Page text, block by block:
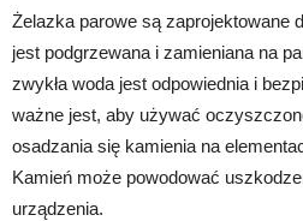
Żelazka parowe są zaprojektowane
jest podgrzewana i zamieniana na
zwykła woda jest odpowiednia i
ważne jest, aby używać
osadzania się kamienia na
Kamień może powodować
urządzenia.